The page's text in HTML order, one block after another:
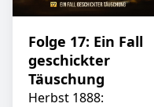
Folge 17: Ein Fall
geschickter
Täuschung
Herbst 1888: